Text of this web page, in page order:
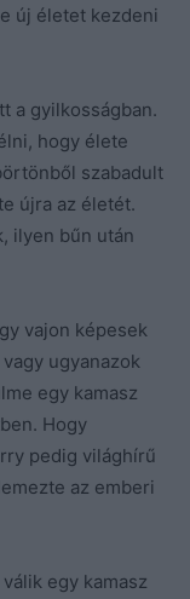
új életet kezdeni
a gyilkosságban.
hogy élete
szabadult
újra az életét.
ilyen bűn után
vajon képesek
ugyanazok
egy kamasz
Hogy
pedig világhírű
az emberi
egy kamasz